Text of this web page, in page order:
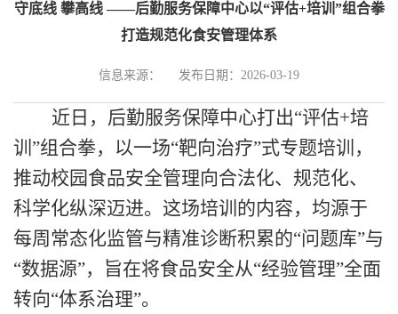
守底线 攀高线 ——后勤服务保障中心以“评估+培训”组合拳
打造规范化食安管理体系
信息来源： 发布日期：2026-03-19
近日，后勤服务保障中心打出“评估+培
训 ”组合拳，以一场“靶向治疗”式专题培训，
推动校园食品安全管理向合法化、规范化、
科学化纵深迈进。这场培训的内容，均源于
每周常态化监管与精准诊断积累的“问题库”与
“数据源”，旨在将食品安全从“经验管理”全面
转向“体系治理”。